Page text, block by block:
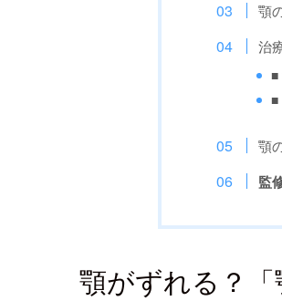
顎
治
■
■
顎
監
顎がずれる？